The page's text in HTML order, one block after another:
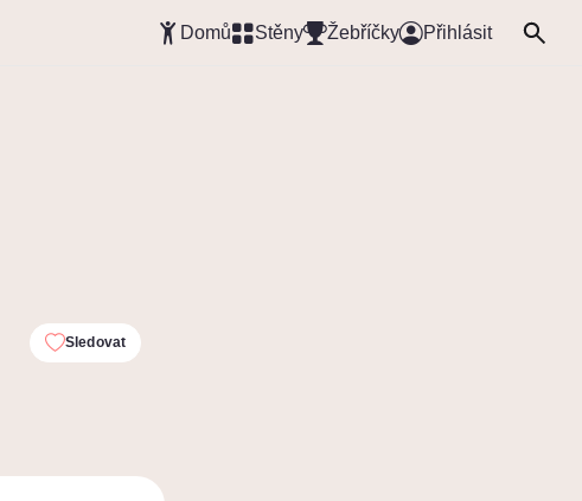
Domů Stěny Žebříčky Přihlásit
Sledovat